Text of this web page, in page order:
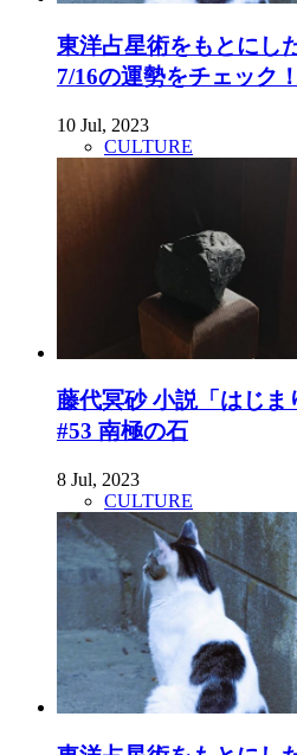
東洋占星術をもとにし
7/16の運勢をチェック！
10 Jul, 2023
CULTURE
藤代冥砂 小説「はじ
#53 南極の石
8 Jul, 2023
CULTURE